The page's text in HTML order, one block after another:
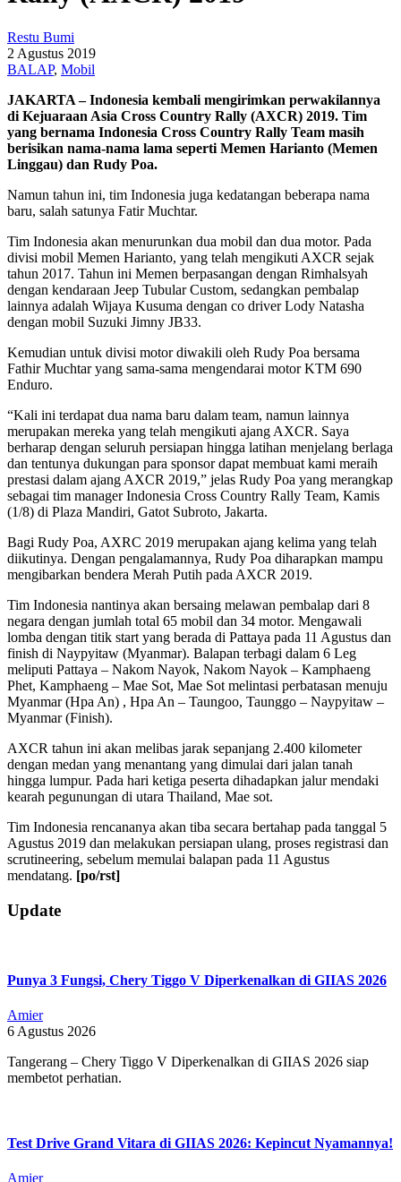
Restu Bumi
2 Agustus 2019
BALAP, Mobil
JAKARTA – Indonesia kembali mengirimkan perwakilannya
di Kejuaraan Asia Cross Country Rally (AXCR) 2019. Tim
yang bernama Indonesia Cross Country Rally Team masih
berisikan nama-nama lama seperti Memen Harianto (Memen
Linggau) dan Rudy Poa.
Namun tahun ini, tim Indonesia juga kedatangan beberapa nama
baru, salah satunya Fatir Muchtar.
Tim Indonesia akan menurunkan dua mobil dan dua motor. Pada
divisi mobil Memen Harianto, yang telah mengikuti AXCR sejak
tahun 2017. Tahun ini Memen berpasangan dengan Rimhalsyah
dengan kendaraan Jeep Tubular Custom, sedangkan pembalap
lainnya adalah Wijaya Kusuma dengan co driver Lody Natasha
dengan mobil Suzuki Jimny JB33.
Kemudian untuk divisi motor diwakili oleh Rudy Poa bersama
Fathir Muchtar yang sama-sama mengendarai motor KTM 690
Enduro.
“Kali ini terdapat dua nama baru dalam team, namun lainnya
merupakan mereka yang telah mengikuti ajang AXCR. Saya
berharap dengan seluruh persiapan hingga latihan menjelang berlaga
dan tentunya dukungan para sponsor dapat membuat kami meraih
prestasi dalam ajang AXCR 2019,” jelas Rudy Poa yang merangkap
sebagai tim manager Indonesia Cross Country Rally Team, Kamis
(1/8) di Plaza Mandiri, Gatot Subroto, Jakarta.
Bagi Rudy Poa, AXRC 2019 merupakan ajang kelima yang telah
diikutinya. Dengan pengalamannya, Rudy Poa diharapkan mampu
mengibarkan bendera Merah Putih pada AXCR 2019.
Tim Indonesia nantinya akan bersaing melawan pembalap dari 8
negara dengan jumlah total 65 mobil dan 34 motor. Mengawali
lomba dengan titik start yang berada di Pattaya pada 11 Agustus dan
finish di Naypyitaw (Myanmar). Balapan terbagi dalam 6 Leg
meliputi Pattaya – Nakom Nayok, Nakom Nayok – Kamphaeng
Phet, Kamphaeng – Mae Sot, Mae Sot melintasi perbatasan menuju
Myanmar (Hpa An) , Hpa An – Taungoo, Taunggo – Naypyitaw –
Myanmar (Finish).
AXCR tahun ini akan melibas jarak sepanjang 2.400 kilometer
dengan medan yang menantang yang dimulai dari jalan tanah
hingga lumpur. Pada hari ketiga peserta dihadapkan jalur mendaki
kearah pegunungan di utara Thailand, Mae sot.
Tim Indonesia rencananya akan tiba secara bertahap pada tanggal 5
Agustus 2019 dan melakukan persiapan ulang, proses registrasi dan
scrutineering, sebelum memulai balapan pada 11 Agustus
mendatang. [po/rst]
2019-
08-
Update
Punya 3 Fungsi, Chery Tiggo V Diperkenalkan di GIIAS 2026
Amier
6 Agustus 2026
Tangerang – Chery Tiggo V Diperkenalkan di GIIAS 2026 siap
membetot perhatian.
Test Drive Grand Vitara di GIIAS 2026: Kepincut Nyamannya!
Amier